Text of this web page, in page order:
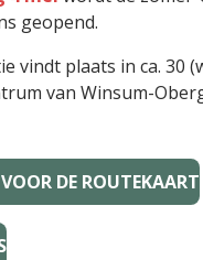
geopend.
vindt plaats in ca. 30
van Winsum-
DE ROUTEKAART